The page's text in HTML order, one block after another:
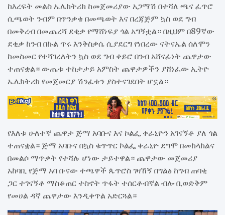
ከእረፍት መልስ ኤሌክትሪክ ከመጀመሪያው አጋማሽ በተሻለ ጫና ፈጥሮ
ሲጫወት ንብም በጥንቃቄ በመጫወት እና በረጃጅም ኳስ ወደ ግብ
በመቅረብ በመጨረሻ ደቂቃ የማሸነፍያ ጎል አግኝቷል። በዚህም በ89ኛው
ደቂቃ ከንብ በኩል ጥሩ እንቅስቃሴ ሲያደርግ የነበረው ናትናኤል ሰለሞን
ከመስመር የተሻገረለትን ኳስ ወደ ግብ ቀይሮ በንብ አሸናፊነት ጨዋታው
ተጠናቋል። ውጤቱ ተከታታይ አምስት ጨዋታዎችን ያሸነፈው ኢትዮ
ኤሌክትሪክ የመጀመርያ ሽንፈቱን ያስተናገደበት ሆኗል።
የእለቱ ሁለተኛ ጨዋታ ጅማ አባቡና እና ኮልፌ ቀራኒዮን አገናኝቶ ያለ ጎል
ተጠናቋል። ጅማ አባቡና በኳስ ቁጥጥር ኮልፌ ቀራኒዮ ደግሞ በመከላከልና
በመልሶ ማጥቃት የተሻሉ ሆነው ታይተዋል። ጨዋታው መጀመሪያ
አከባቢ የጅማ አባ ቡናው ተጫዋች ጴጥሮስ ገዛኸኝ በግልፅ ከግብ ጠባቂ
ጋር ተገናኝቶ ማስቆጠር ተስኖት ጥፋት ተሰርቶብኛል ብሎ ቢወድቅም
የመሀል ዳኛ ጨዋታው እንዲቀጥል አድርጓል።